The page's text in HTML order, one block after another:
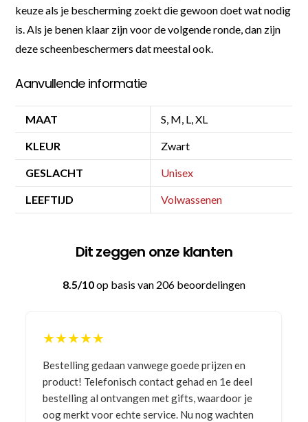
keuze als je bescherming zoekt die gewoon doet wat nodig
is. Als je benen klaar zijn voor de volgende ronde, dan zijn
deze scheenbeschermers dat meestal ook.
Aanvullende informatie
MAAT S, M, L, XL
KLEUR Zwart
GESLACHT Unisex
LEEFTIJD Volwassenen
Dit zeggen onze klanten
8.5/10op basis van 206 beoordelingen
★★★★★
Bestelling gedaan vanwege goede prijzen en
product! Telefonisch contact gehad en 1e deel
bestelling al ontvangen met gifts, waardoor je
oog merkt voor echte service. Nu nog wachten